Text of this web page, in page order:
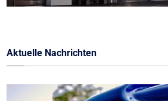
Aktuelle Nachrichten